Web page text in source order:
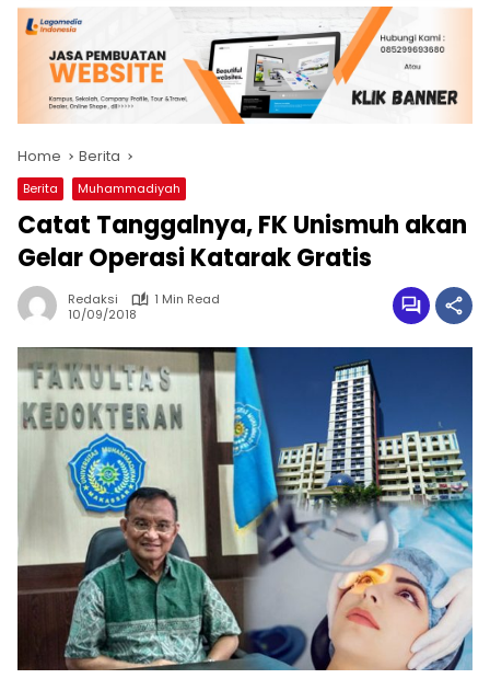
Home Berita
Berita Muhammadiyah
Catat Tanggalnya, FK Unismuh akan
Gelar Operasi Katarak Gratis
Redaksi
1 Min Read
10/09/2018